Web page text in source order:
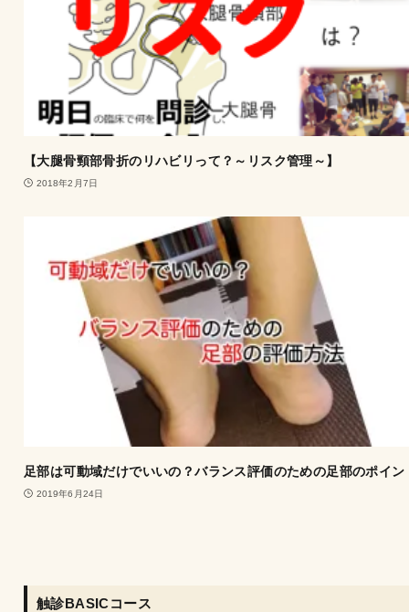
【大腿骨頸部骨折のリハビリって？～リスク管理～】
2018年2月7日
足部は可動域だけでいいの？バランス評価のための足部のポイン
2019年6月24日
触診BASICコース